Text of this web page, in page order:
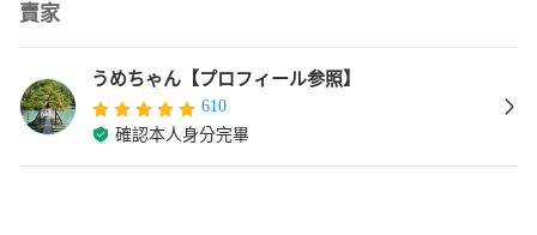
賣家
うめちゃん【プロフィール参照】
610
確認本人身分完畢